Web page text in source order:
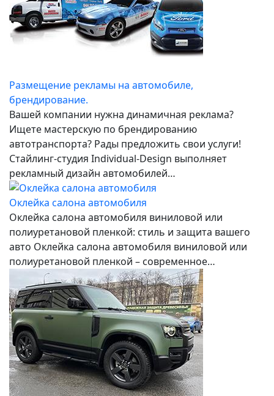
Размещение рекламы на автомобиле,
брендирование.
Вашей компании нужна динамичная реклама?
Ищете мастерскую по брендированию
автотранспорта? Рады предложить свои услуги!
Стайлинг-студия Individual-Design выполняет
рекламный дизайн автомобилей…
Оклейка салона автомобиля
Оклейка салона автомобиля виниловой или
полиуретановой пленкой: стиль и защита вашего
авто Оклейка салона автомобиля виниловой или
полиуретановой пленкой – современное…